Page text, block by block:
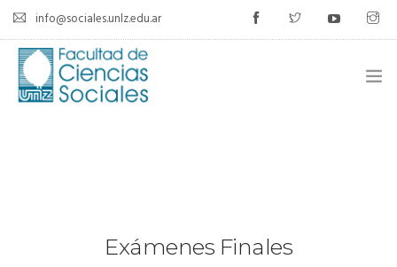
info@sociales.unlz.edu.ar
CALENDARIO ACADÉMICOExámenes Finales